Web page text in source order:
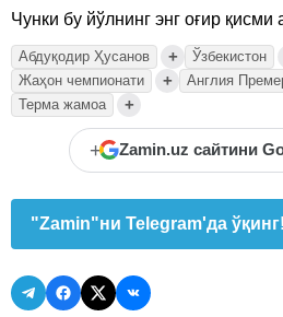
Чунки бу йўлнинг энг оғир қисми
Абдуқодир Ҳусанов + Ўзбекистон
Жаҳон чемпионати + Англия
Терма жамоа +
+ Zamin.uz сайтини
"Zamin"ни Telegram'да ўқинг!